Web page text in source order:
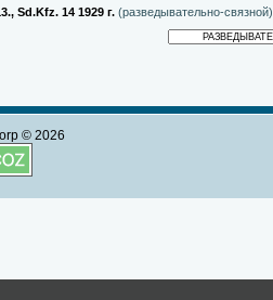
Sd.Kfz. 14 1929 г. (разведывательно-связной)
© 2026